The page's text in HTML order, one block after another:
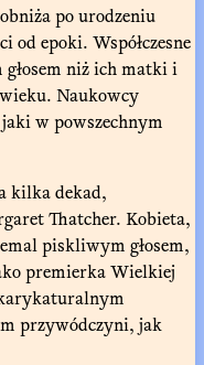
po urodzeniu
od epoki. Współczesne
niż ich matki i
Naukowcy
w powszechnym
kilka dekad,
Thatcher. Kobieta,
piskliwym głosem,
premierka Wielkiej
przywódczyni, jak